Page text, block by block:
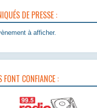
DE PRESSE :
à afficher.
FONT CONFIANCE :